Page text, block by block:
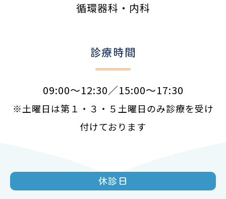
循環器科・内科
診療時間
09:00～12:30／15:00～17:30
※土曜日は第１・３・５土曜日のみ診療を受け
付けております
休診日